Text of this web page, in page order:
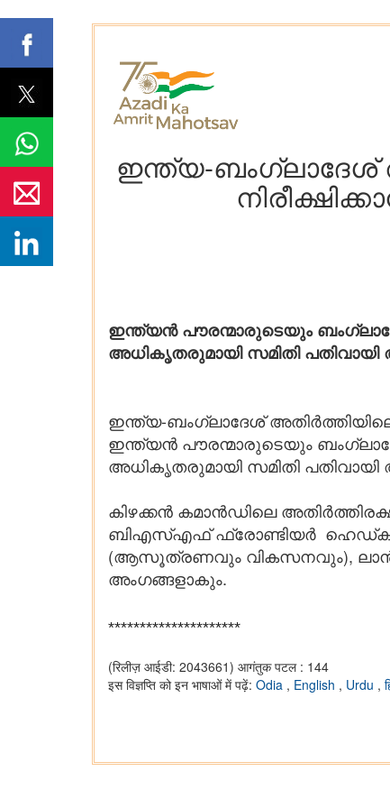
ഇന്ത്യ-ബംഗ്ലാദേശ്
ഇന്ത്യൻ പൗരന്മാരുടെയും
അധികൃതരുമായി സമിതി
ഇന്ത്യ-ബംഗ്ലാദേശ്
ഇന്ത്യൻ പൗരന്മാരുടെയും
അധികൃതരുമായി സമിതി
കിഴക്കൻ കമാൻഡിലെ
ബിഎസ്എഫ് ഫ്രോണ്ടിയർ
(ആസൂത്രണവും വികസനവും),
അംഗങ്ങളാകും.
*********************
(रिलीज़ आईडी: 2043661) आगंतुक पटल : 144
इस विज्ञप्ति को इन भाषाओं में पढ़ें: Odia , English , Urdu ,